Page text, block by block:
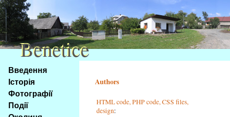
Na
obsah
stránky
Klávesové
zkratky
Введення
Історія
Фотографії
Події
Authors
HTML code, PHP code, CSS files,
design:
Benetice
Benetice